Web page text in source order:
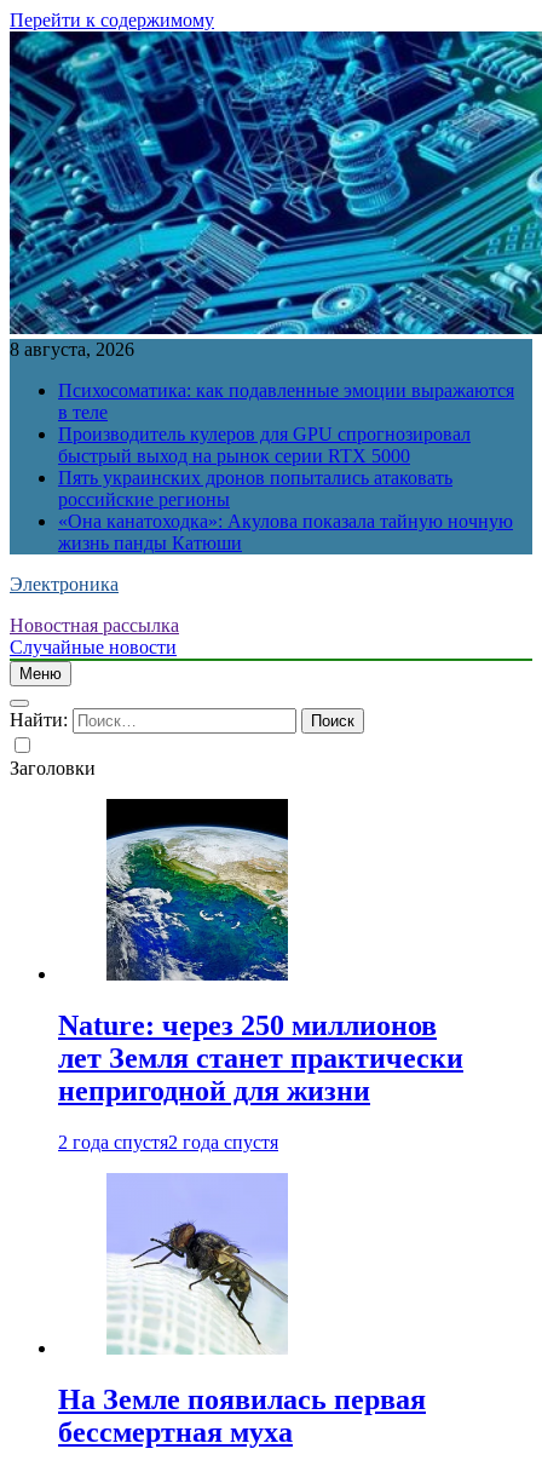
Перейти к содержимому
8 августа, 2026
Психосоматика: как подавленные эмоции выражаются
в теле
Производитель кулеров для GPU спрогнозировал
быстрый выход на рынок серии RTX 5000
Пять украинских дронов попытались атаковать
российские регионы
«Она канатоходка»: Акулова показала тайную ночную
жизнь панды Катюши
Электроника
Новостная рассылка
Случайные новости
Меню
Найти:
Заголовки
Nature: через 250 миллионов
лет Земля станет практически
непригодной для жизни
2 года спустя2 года спустя
На Земле появилась первая
бессмертная муха